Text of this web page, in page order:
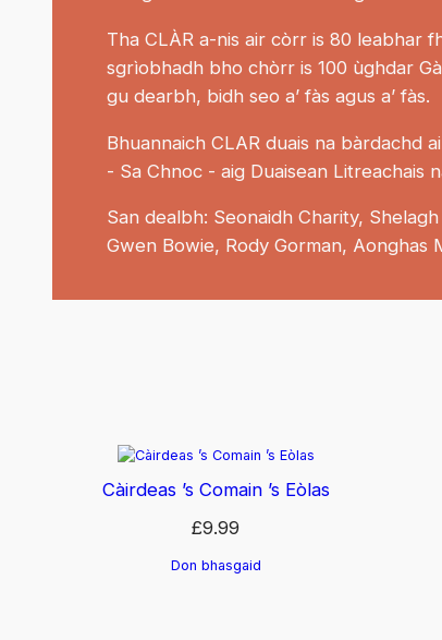
Tha CLÀR a-nis air còrr is 80 leabhar
sgrìobhadh bho chòrr is 100 ùghdar
gu dearbh, bidh seo a’ fàs agus a’ fàs.
Bhuannaich CLAR duais na bàrdachd
- Sa Chnoc - aig Duaisean Litreachais
San dealbh: Seonaidh Charity,
Gwen Bowie, Rody Gorman, Aonghas
Càirdeas ’s Comain ’s Eòlas
£9.99
Don bhasgaid